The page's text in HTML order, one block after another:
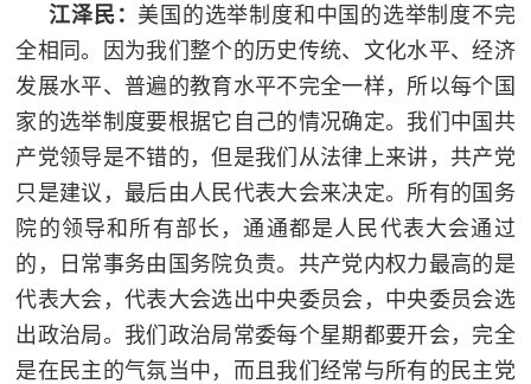
江泽民： 美国的选举制度和中国的选举制度不完
全相同。因为我们整个的历史传统、文化水平、经济
发展水平、普遍的教育水平不完全一样，所以每个国
家的选举制度要根据它自己的情况确定。我们中国共
产党领导是不错的，但是我们从法律上来讲，共产党
只是建议，最后由人民代表大会来决定。所有的国务
院的领导和所有部长，通通都是人民代表大会通过
的，日常事务由国务院负责。共产党内权力最高的是
代表大会，代表大会选出中央委员会，中央委员会选
出政治局。我们政治局常委每个星期都要开会，完全
是在民主的气氛当中，而且我们经常与所有的民主党